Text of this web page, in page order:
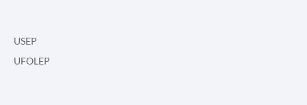
USEP
UFOLEP